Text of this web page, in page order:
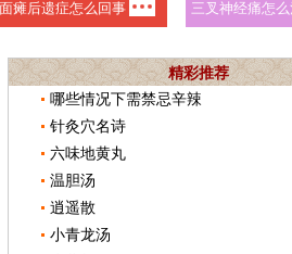
精彩推荐
哪些情况下需禁忌辛辣
针灸穴名诗
六味地黄丸
温胆汤
逍遥散
小青龙汤